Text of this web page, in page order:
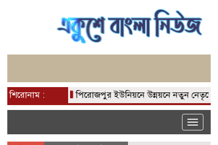
শিরোনাম : পিরোজপুর ইউনিয়নে উন্নয়নে নতুন নেতৃত্বের
Toggle